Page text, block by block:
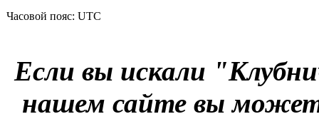
Часовой пояс: UTC
Если вы искали
нашем сайте вы